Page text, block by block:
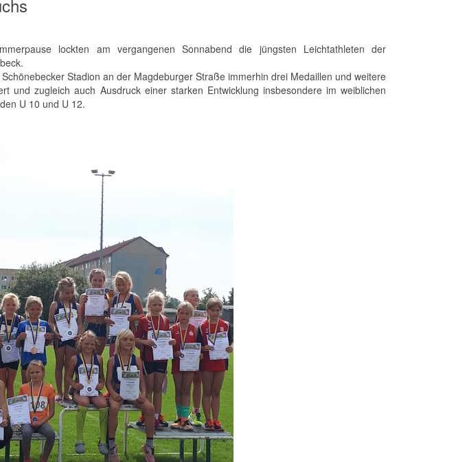
lockten am vergangenen Sonnabend die jüngsten Leichtathleten der
Stadion an der Magdeburger Straße immerhin drei Medaillen und weitere
und zugleich auch Ausdruck einer starken Entwicklung insbesondere im weiblichen
U 10 und U 12.